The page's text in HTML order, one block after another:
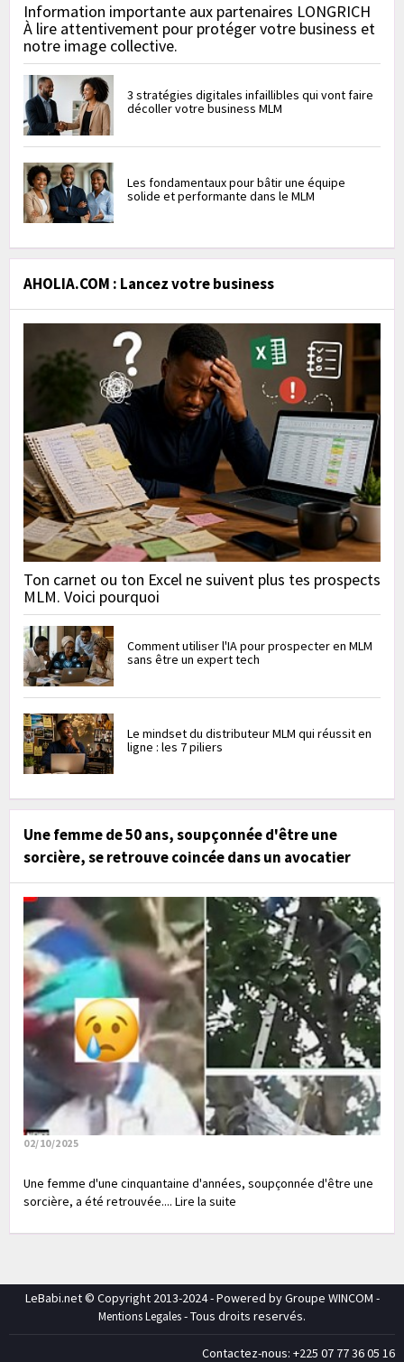
Information importante aux partenaires LONGRICH
À lire attentivement pour protéger votre business et
notre image collective.
3 stratégies digitales infaillibles qui vont faire
décoller votre business MLM
Les fondamentaux pour bâtir une équipe
solide et performante dans le MLM
AHOLIA.COM : Lancez votre business
Ton carnet ou ton Excel ne suivent plus tes prospects
MLM. Voici pourquoi
Comment utiliser l'IA pour prospecter en MLM
sans être un expert tech
Le mindset du distributeur MLM qui réussit en
ligne : les 7 piliers
Une femme de 50 ans, soupçonnée d'être une
sorcière, se retrouve coincée dans un avocatier
02/10/2025
Une femme d'une cinquantaine d'années, soupçonnée d'être une
sorcière, a été retrouvée.... Lire la suite
LeBabi.net © Copyright 2013-2024 - Powered by Groupe WINCOM -
Mentions Legales- Tous droits reservés.
Contactez-nous: +225 07 77 36 05 16